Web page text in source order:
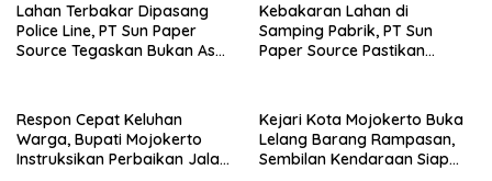
Lahan Terbakar Dipasang
Police Line, PT Sun Paper
Source Tegaskan Bukan Aset
Kebakaran Lahan di
Samping Pabrik, PT Sun
Paper Source Pastikan
Respon Cepat Keluhan
Warga, Bupati Mojokerto
Instruksikan Perbaikan Jalan
Kejari Kota Mojokerto Buka
Lelang Barang Rampasan,
Sembilan Kendaraan Siap